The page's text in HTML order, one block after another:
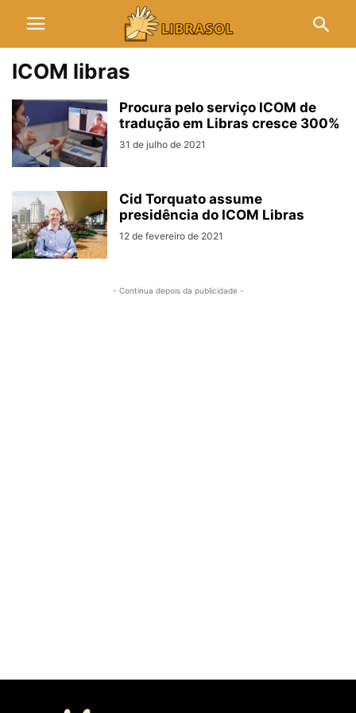
ICOM libras
Procura pelo serviço ICOM de
tradução em Libras cresce 300%
31 de julho de 2021
Cid Torquato assume
presidência do ICOM Libras
12 de fevereiro de 2021
- Continua depois da publicidade -